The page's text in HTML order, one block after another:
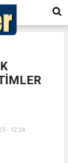
- 12:24